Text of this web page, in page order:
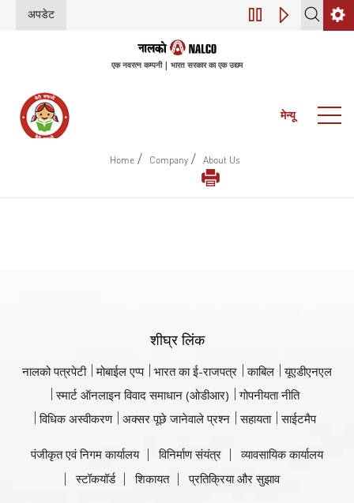
अपडेट डिजिटल परिवर्तन
एक नवरत्न कम्पनी | भारत सरकार का एक उद्यम
मेन्यू
Home / Company / About Us
शीघ्र लिंक
नालको पत्रपेटी मोबाईल एप्प भारत का ई-राजपत्र काबिल
यूएडीएनएल
स्मार्ट ऑनलाइन विवाद समाधान (ओडीआर)
गोपनीयता नीति
विधिक अस्वीकरण
अक्सर पूछे जानेवाले प्रश्न सहायता साईटमैप
पंजीकृत एवं निगम कार्यालय विनिर्माण संयंत्र
व्यावसायिक कार्यालय
स्टॉकयॉर्ड
शिकायत प्रतिक्रिया और सुझाव